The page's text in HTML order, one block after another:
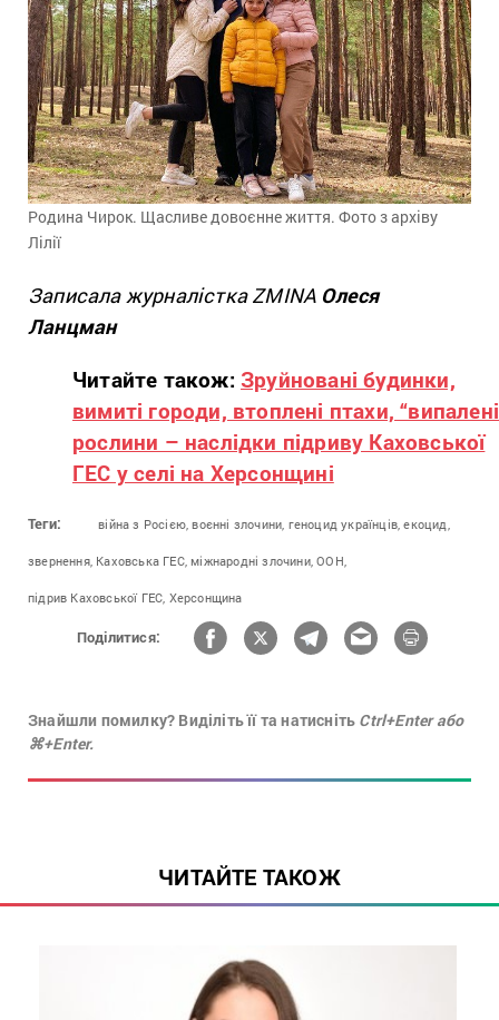
Родина Чирок. Щасливе довоєнне життя. Фото з архіву
Лілії
Записала журналістка ZMINA Олеся
Ланцман
Читайте також: Зруйновані будинки,
вимиті городи, втоплені птахи,
рослини – наслідки підриву Каховської
ГЕС у селі на Херсонщині
Теги: війна з Росією, воєнні злочини, геноцид українців, екоцид,
звернення, Каховська ГЕС, міжнародні злочини, ООН,
підрив Каховської ГЕС, Херсонщина
Поділитися:
Знайшли помилку? Виділіть її та натисніть Ctrl+Enter або
⌘+Enter.
ЧИТАЙТЕ ТАКОЖ